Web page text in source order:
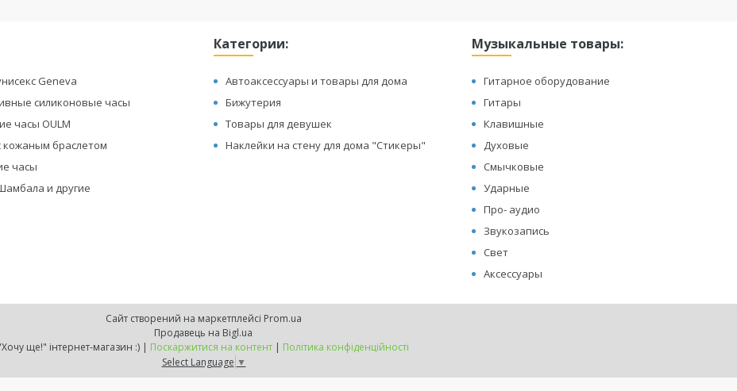
Geneva
силиконовые часы
часы OULM
кожаным браслетом
часы
и другие
Категории:
Автоаксессуары и товары для дома
Бижутерия
Товары для девушек
Наклейки на стену для дома "Стикеры"
Музыкальные товары:
Гитарное оборудование
Гитары
Клавишные
Духовые
Смычковые
Ударные
Про- аудио
Звукозапись
Свет
Аксессуары
Сайт створений на маркетплейсі Prom.ua
Продавець на Bigl.ua
"Хочу ще!" інтернет-магазин :) | Поскаржитися на контент | Політика конфіденційності
Select Language ▼